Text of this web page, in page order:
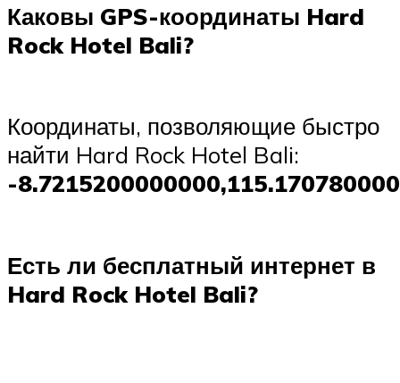
Каковы GPS-координаты Hard
Rock Hotel Bali?
Координаты, позволяющие быстро
найти Hard Rock Hotel Bali:
-
Есть ли бесплатный интернет в
Hard Rock Hotel Bali?